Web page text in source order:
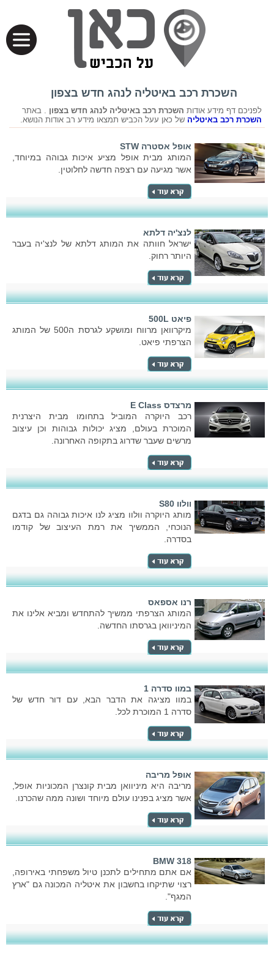
השכרת רכב באיטליה לנהג חדש בצפון
לפניכם דף מידע אודות השכרת רכב באיטליה לנהג חדש בצפון . באתר
השכרת רכב באיטליה של כאן עעל הכביש תמצאו מידע רב אודות הנושא.
אופל אסטרה STW
המותג מבית אופל מציע איכות גבוהה במיוחד,
אשר מגיעה עם רצפה חדשה לחלוטין.
לנצ'יה דלתא
ישראל חוותה את המותג דלתא של לנצ'יה בעבר
היותר רחוק.
פיאט 500L
מיקרוואן מרווח ומושקע לגרסת ה500 של המותג
הצרפתי פיאט.
מרצדס E Class
רכב היוקרה המוביל בתחומו מבית היצרנית
המוכרת בעולם, מציג יכולות גבוהות וכן עיצוב
מרשים שעבר שדרוג בתקופה האחרונה.
וולוו S80
מותג היוקרה וולוו מציג לנו איכות גבוהה גם בדגם
הנוכחי, הממשיך את רמת העיצוב של קודמו
בסדרה.
רנו אספאס
המותג הצרפתי ממשיך להתחדש ומביא אלינו את
המיניוואן בגרסתו החדשה.
במוו סדרה 1
במוו מציגה את הדבר הבא, עם דור חדש של
סדרה 1 המוכרת לכל.
אופל מריבה
מריבה היא מיניוואן מבית קונצרן המכוניות אופל,
אשר מציג בפנינו עולם מיוחד ושונה ממה שהכרנו.
BMW 318
אם אתם מתחילים לתכנן טיול משפחתי באירופה,
רצוי שתיקחו בחשבון את איטליה המכונה גם "ארץ
המגף".